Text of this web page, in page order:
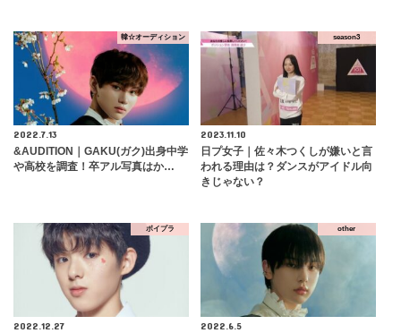
韓☆オーディション
2022.7.13
&AUDITION｜GAKU(ガク)出身中学
や高校を調査！卒アル写真はか…
season3
2023.11.10
日プ女子｜佐々木つくしが嫌いと言
われる理由は？ダンスがアイドル向
きじゃない？
ボイプラ
2022.12.27
other
2022.6.5